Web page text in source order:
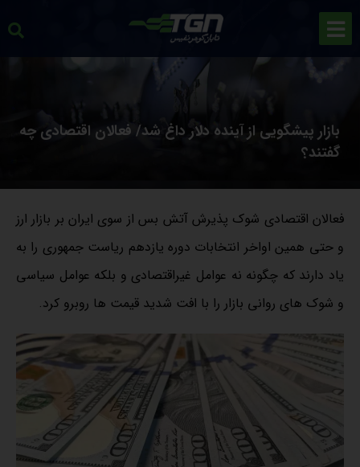
بازار پیشگویی از آینده دلار داغ شد/ فعالا‌ن اقتصادی چه
گفتند؟
فعالان اقتصادی شوک پذیرش آتش بس از سوی ایران بر بازار ارز
و حتی همین اواخر انتخابات دوره یازدهم ریاست جمهوری را به
یاد دارند که چگونه نه عوامل غیراقتصادی و بلکه عوامل سیاسی
و شوک های روانی بازار را با افت شدید قیمت ها روبرو کرد.